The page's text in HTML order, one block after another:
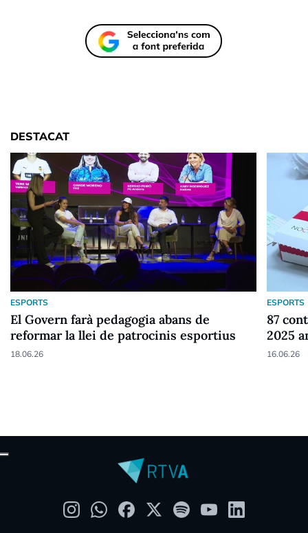
DESTACAT
ESPORTS
El Govern farà pedagogia abans de
reformar la llei de patrocinis esportius
18.06.26
ESPORTS
87
2025
16.06.26